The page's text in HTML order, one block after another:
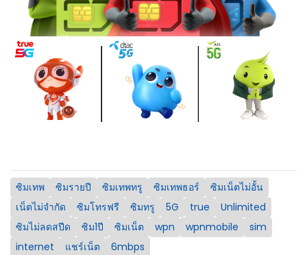
ซิมเทพ ซิมรายปี ซิมเทพทรู ซิมเทพธอร์
ซิมเน็ตไม่อั้น
เน็ตไม่จำกัด
ซิมโทรฟรี ซิมทรู 5G true
Unlimited
ซิมไม่ลดสปีด
ซิม1ปี ซิมเน็ต wpn wpnmobile
sim
internet
แชร์เน็ต 6mbps